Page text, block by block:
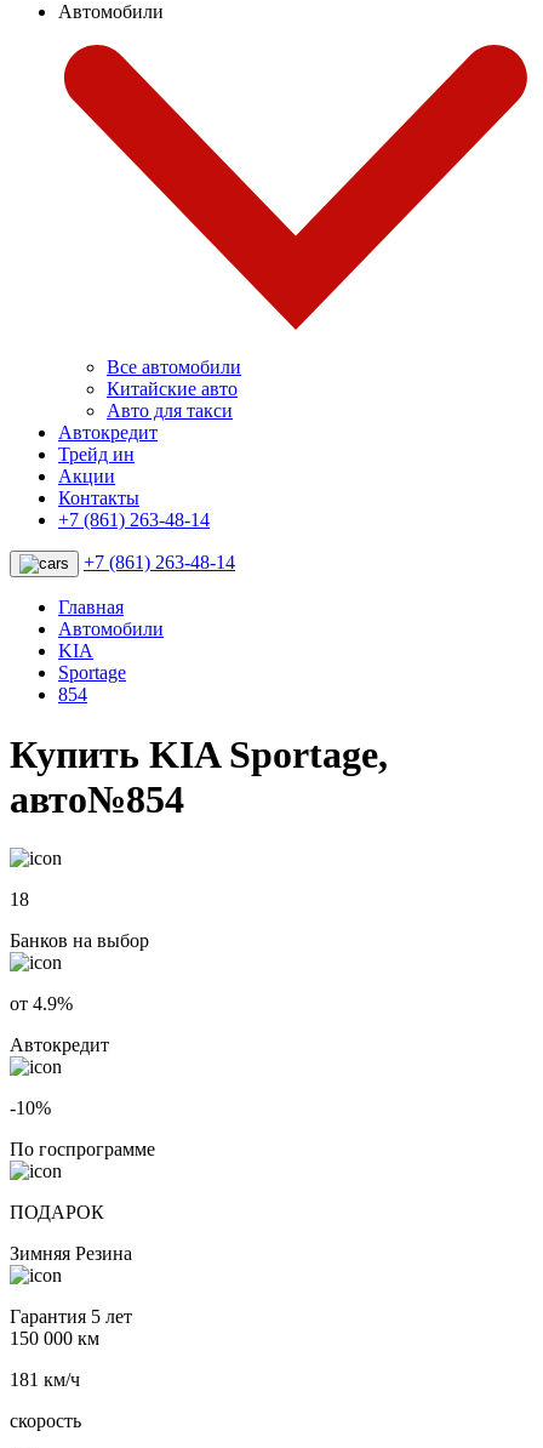
Автомобили
Все автомобили
Китайские авто
Авто для такси
Автокредит
Трейд ин
Акции
Контакты
+7 (861) 263-48-14
+7 (861) 263-48-14
Главная
Автомобили
KIA
Sportage
854
Купить KIA Sportage,
авто№854
18
Банков на выбор
от 4.9%
Автокредит
-10%
По госпрограмме
ПОДАРОК
Зимняя Резина
Гарантия 5 лет
150 000 км
181 км/ч
скорость